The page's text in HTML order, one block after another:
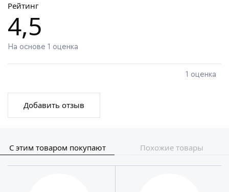
Рейтинг
4,5
На основе 1 оценка
1 оценка
Добавить отзыв
С этим товаром покупают Похожие товары